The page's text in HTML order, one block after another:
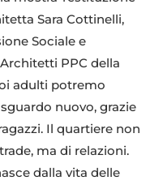
Sara Cottinelli,
Sociale e
PPC della
adulti potremo
nuovo, grazie
Il quartiere non
ma di relazioni.
dalla vita delle